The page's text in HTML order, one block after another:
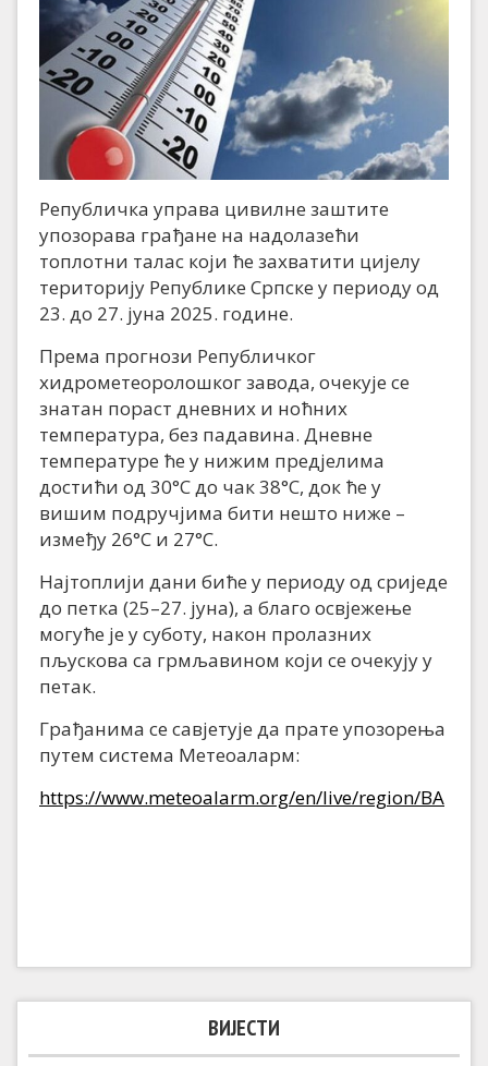
Републичка управа цивилне заштите
упозорава грађане на надолазећи
топлотни талас који ће захватити цијелу
територију Републике Српске у периоду од
23. до 27. јуна 2025. године.
Према прогнози Републичког
хидрометеоролошког завода, очекује се
знатан пораст дневних и ноћних
температура, без падавина. Дневне
температуре ће у нижим предјелима
достићи од 30°C до чак 38°C, док ће у
вишим подручјима бити нешто ниже –
између 26°C и 27°C.
Најтоплији дани биће у периоду од сриједе
до петка (25–27. јуна), а благо освјежење
могуће је у суботу, након пролазних
пљускова са грмљавином који се очекују у
петак.
Грађанима се савјетује да прате упозорења
путем система Метеоаларм:
https://www.meteoalarm.org/en/live/region/BA
ВИЈЕСТИ